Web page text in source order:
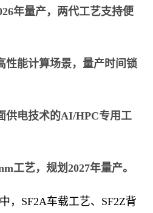
年量产，两代工艺支持便
性能计算场景，量产时间锁
供电技术的AI/HPC专用工
工艺，规划2027年量产。
，SF2A车载工艺、SF2Z背